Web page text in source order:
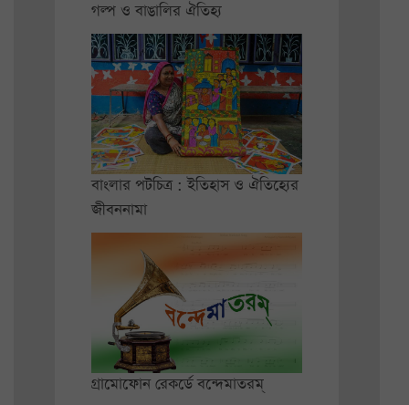
গল্প ও বাঙালির ঐতিহ্য
বাংলার পটচিত্র : ইতিহাস ও ঐতিহ্যের
জীবননামা
গ্রামোফোন রেকর্ডে বন্দেমাতরম্